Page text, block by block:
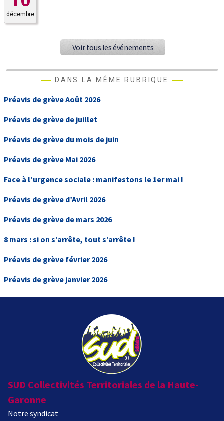
décembre
Voir tous les événements
DANS LA MÊME RUBRIQUE
Préavis de grève Août 2026
Préavis de grève de juillet
Préavis de grève du mois de juin
Préavis de grève Mai 2026
Face à l’urgence sociale : manifestons le 1er mai !
Préavis de grève d’Avril 2026
Préavis de grève de mars 2026
8 mars : si on s’arrête, tout s’arrête !
Préavis de grève février 2026
Préavis de grève janvier 2026
SUD Collectivités Territoriales de la Haute-
Garonne
Notre syndicat